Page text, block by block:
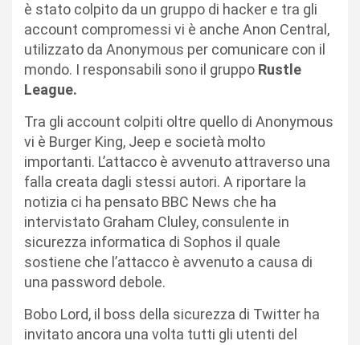
è stato colpito da un gruppo di hacker e tra gli
account compromessi vi è anche Anon Central,
utilizzato da Anonymous per comunicare con il
mondo. I responsabili sono il gruppo Rustle
League.
Tra gli account colpiti oltre quello di Anonymous
vi è Burger King, Jeep e società molto
importanti. L’attacco è avvenuto attraverso una
falla creata dagli stessi autori. A riportare la
notizia ci ha pensato BBC News che ha
intervistato Graham Cluley, consulente in
sicurezza informatica di Sophos il quale
sostiene che l’attacco è avvenuto a causa di
una password debole.
Bobo Lord, il boss della sicurezza di Twitter ha
invitato ancora una volta tutti gli utenti del